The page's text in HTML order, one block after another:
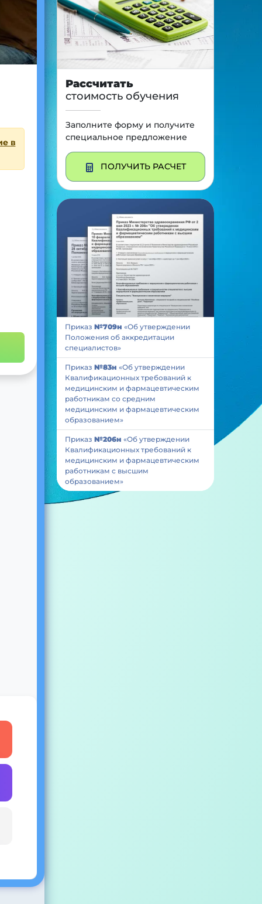
в
Рассчитать
стоимость обучения
Заполните форму и получите
специальное предложение
ПОЛУЧИТЬ РАСЧЕТ
Приказ №709н «Об утверждении
Положения об аккредитации
специалистов»
Приказ №83н «Об утверждении
Квалификационных требований к
медицинским и фармацевтическим
работникам со средним
медицинским и фармацевтическим
образованием»
Приказ №206н «Об утверждении
Квалификационных требований к
медицинским и фармацевтическим
работникам с высшим
образованием»